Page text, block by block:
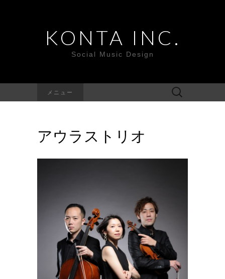
KONTA INC.
Social Music Design
メニュー
検
索:
アウラストリオ